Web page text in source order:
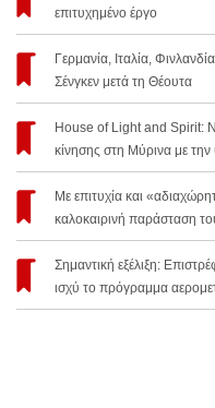
επιτυχημένο έργο
Γερμανία, Ιταλία,
Σένγκεν μετά τη Θέουτα
House of Light and Spirit:
κίνησης στη Μύρινα με
Με επιτυχία και
καλοκαιρινή παράσταση
Σημαντική εξέλιξη:
ισχύ το πρόγραμμα